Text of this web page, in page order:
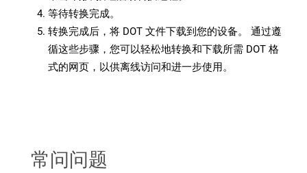
等待转换完成。
转换完成后，将 DOT 文件下载到您的设备。 通过遵
循这些步骤，您可以轻松地转换和下载所需 DOT 格
式的网页，以供离线访问和进一步使用。
常问问题